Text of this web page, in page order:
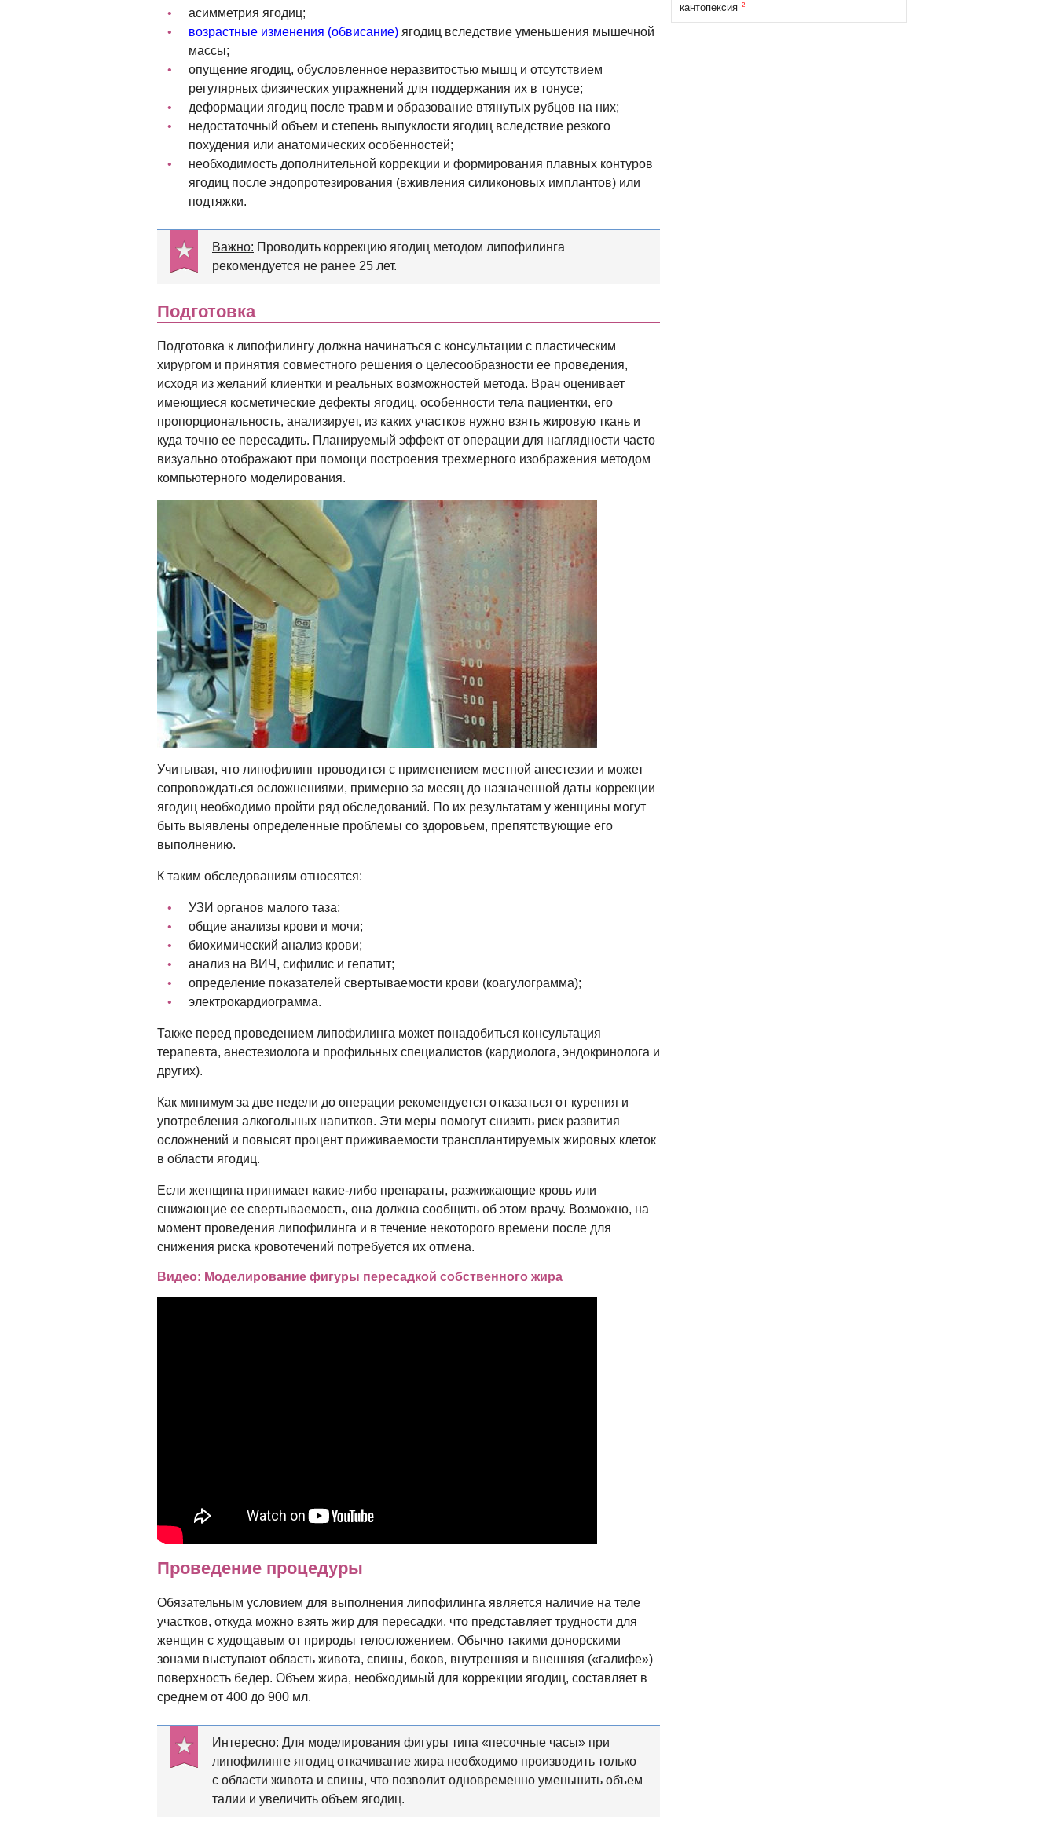
асимметрия ягодиц;
возрастные изменения (обвисание) ягодиц вследствие уменьшения мышечной
массы;
опущение ягодиц, обусловленное неразвитостью мышц и отсутствием
регулярных физических упражнений для поддержания их в тонусе;
деформации ягодиц после травм и образование втянутых рубцов на них;
недостаточный объем и степень выпуклости ягодиц вследствие резкого
похудения или анатомических особенностей;
необходимость дополнительной коррекции и формирования плавных контуров
ягодиц после эндопротезирования (вживления силиконовых имплантов) или
подтяжки.
Важно: Проводить коррекцию ягодиц методом липофилинга
рекомендуется не ранее 25 лет.
Подготовка
Подготовка к липофилингу должна начинаться с консультации с пластическим
хирургом и принятия совместного решения о целесообразности ее проведения,
исходя из желаний клиентки и реальных возможностей метода. Врач оценивает
имеющиеся косметические дефекты ягодиц, особенности тела пациентки, его
пропорциональность, анализирует, из каких участков нужно взять жировую ткань и
куда точно ее пересадить. Планируемый эффект от операции для наглядности часто
визуально отображают при помощи построения трехмерного изображения методом
компьютерного моделирования.
Учитывая, что липофилинг проводится с применением местной анестезии и может
сопровождаться осложнениями, примерно за месяц до назначенной даты коррекции
ягодиц необходимо пройти ряд обследований. По их результатам у женщины могут
быть выявлены определенные проблемы со здоровьем, препятствующие его
выполнению.
К таким обследованиям относятся:
УЗИ органов малого таза;
общие анализы крови и мочи;
биохимический анализ крови;
анализ на ВИЧ, сифилис и гепатит;
определение показателей свертываемости крови (коагулограмма);
электрокардиограмма.
Также перед проведением липофилинга может понадобиться консультация
терапевта, анестезиолога и профильных специалистов (кардиолога, эндокринолога и
других).
Как минимум за две недели до операции рекомендуется отказаться от курения и
употребления алкогольных напитков. Эти меры помогут снизить риск развития
осложнений и повысят процент приживаемости трансплантируемых жировых клеток
в области ягодиц.
Если женщина принимает какие-либо препараты, разжижающие кровь или
снижающие ее свертываемость, она должна сообщить об этом врачу. Возможно, на
момент проведения липофилинга и в течение некоторого времени после для
снижения риска кровотечений потребуется их отмена.
Видео: Моделирование фигуры пересадкой собственного жира
Проведение процедуры
Обязательным условием для выполнения липофилинга является наличие на теле
участков, откуда можно взять жир для пересадки, что представляет трудности для
женщин с худощавым от природы телосложением. Обычно такими донорскими
зонами выступают область живота, спины, боков, внутренняя и внешняя («галифе»)
поверхность бедер. Объем жира, необходимый для коррекции ягодиц, составляет в
среднем от 400 до 900 мл.
Интересно: Для моделирования фигуры типа «песочные часы» при
липофилинге ягодиц откачивание жира необходимо производить только
с области живота и спины, что позволит одновременно уменьшить объем
талии и увеличить объем ягодиц.
кантопексия 2